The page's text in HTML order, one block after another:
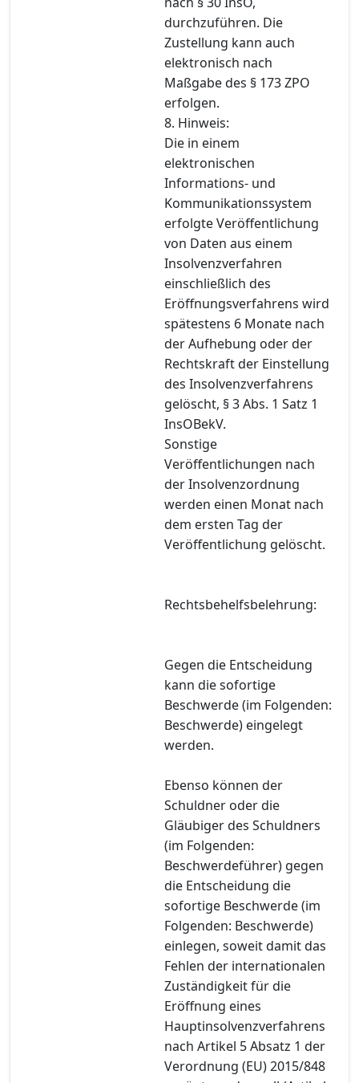
durchzuführen. Die
Zustellung kann auch
elektronisch nach
Maßgabe des § 173 ZPO
erfolgen.
8. Hinweis:
Die in einem
elektronischen
Informations- und
Kommunikationssystem
erfolgte Veröffentlichung
von Daten aus einem
Insolvenzverfahren
einschließlich des
Eröffnungsverfahrens wird
spätestens 6 Monate nach
der Aufhebung oder der
Rechtskraft der Einstellung
des Insolvenzverfahrens
gelöscht, § 3 Abs. 1 Satz 1
InsOBekV.
Sonstige
Veröffentlichungen nach
der Insolvenzordnung
werden einen Monat nach
dem ersten Tag der
Veröffentlichung gelöscht.
Rechtsbehelfsbelehrung:
Gegen die Entscheidung
kann die sofortige
Beschwerde (im Folgenden:
Beschwerde) eingelegt
werden.
Ebenso können der
Schuldner oder die
Gläubiger des Schuldners
(im Folgenden:
Beschwerdeführer) gegen
die Entscheidung die
sofortige Beschwerde (im
Folgenden: Beschwerde)
einlegen, soweit damit das
Fehlen der internationalen
Zuständigkeit für die
Eröffnung eines
Hauptinsolvenzverfahrens
nach Artikel 5 Absatz 1 der
Verordnung (EU) 2015/848